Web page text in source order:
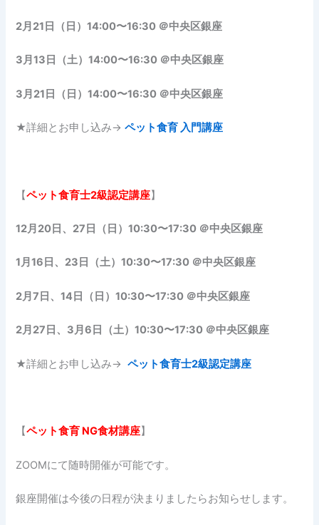
2月21日（日）14:00〜16:30 ＠中央区銀座
3月13日（土）14:00〜16:30 ＠中央区銀座
3月21日（日）14:00〜16:30 ＠中央区銀座
★詳細とお申し込み→ペット食育 入門講座
【ペット食育士2級認定講座】
12月20日、27日（日）10:30〜17:30 ＠中央区銀座
1月16日、23日（土）10:30〜17:30 ＠中央区銀座
2月7日、14日（日）10:30〜17:30 ＠中央区銀座
2月27日、3月6日（土）10:30〜17:30 ＠中央区銀座
★詳細とお申し込み→ペット食育士2級認定講座
【ペット食育 NG食材講座】
ZOOMにて随時開催が可能です。
銀座開催は今後の日程が決まりましたらお知らせします。